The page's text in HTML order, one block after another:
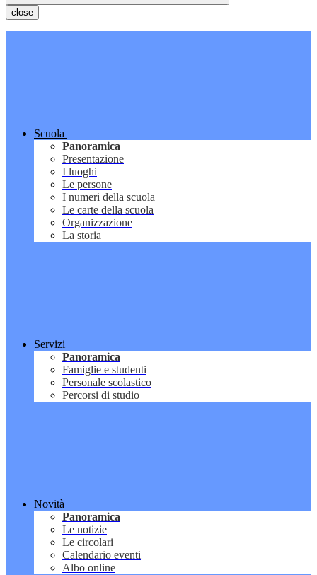
close
Scuola
Panoramica
Presentazione
I luoghi
Le persone
I numeri della scuola
Le carte della scuola
Organizzazione
La storia
Servizi
Panoramica
Famiglie e studenti
Personale scolastico
Percorsi di studio
Novità
Panoramica
Le notizie
Le circolari
Calendario eventi
Albo online